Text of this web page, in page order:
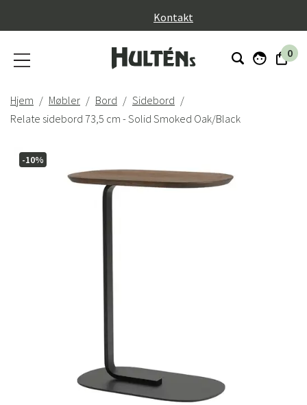
Kontakt
0
Hjem Møbler Bord
Sidebord
Relate sidebord 73,5 cm - Solid Smoked Oak/Black
-10%